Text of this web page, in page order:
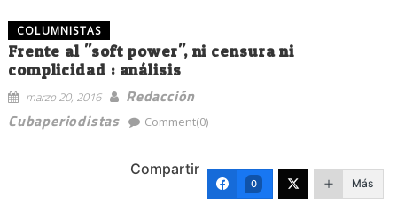
COLUMNISTAS
Frente al "soft power", ni censura ni
complicidad : análisis
marzo 20, 2016
Redacción
Cubaperiodistas
Comment(0)
Compartir
0 Más